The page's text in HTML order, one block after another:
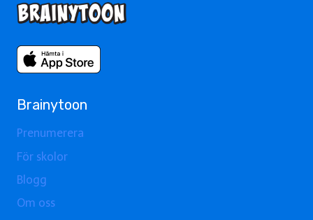
Brainytoon
Prenumerera
För skolor
Blogg
Om oss